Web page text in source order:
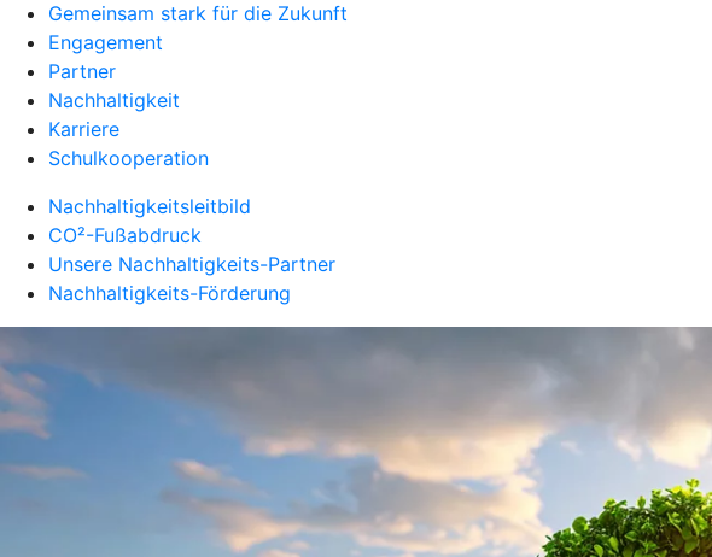
Gemeinsam stark für die Zukunft
Engagement
Partner
Nachhaltigkeit
Karriere
Schulkooperation
Nachhaltigkeitsleitbild
CO²-Fußabdruck
Unsere Nachhaltigkeits-Partner
Nachhaltigkeits-Förderung